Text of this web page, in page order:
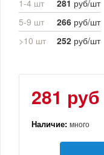
1-4 шт 281 руб/шт
5-9 шт
266 руб/шт
>10 шт
252 руб/шт
281 руб
Наличие: много